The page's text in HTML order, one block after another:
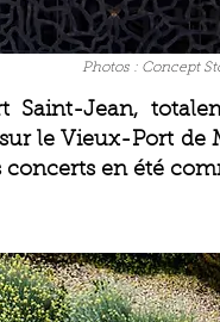
Photos : Concept
Jean,
le Vieux-Port de
concerts en été